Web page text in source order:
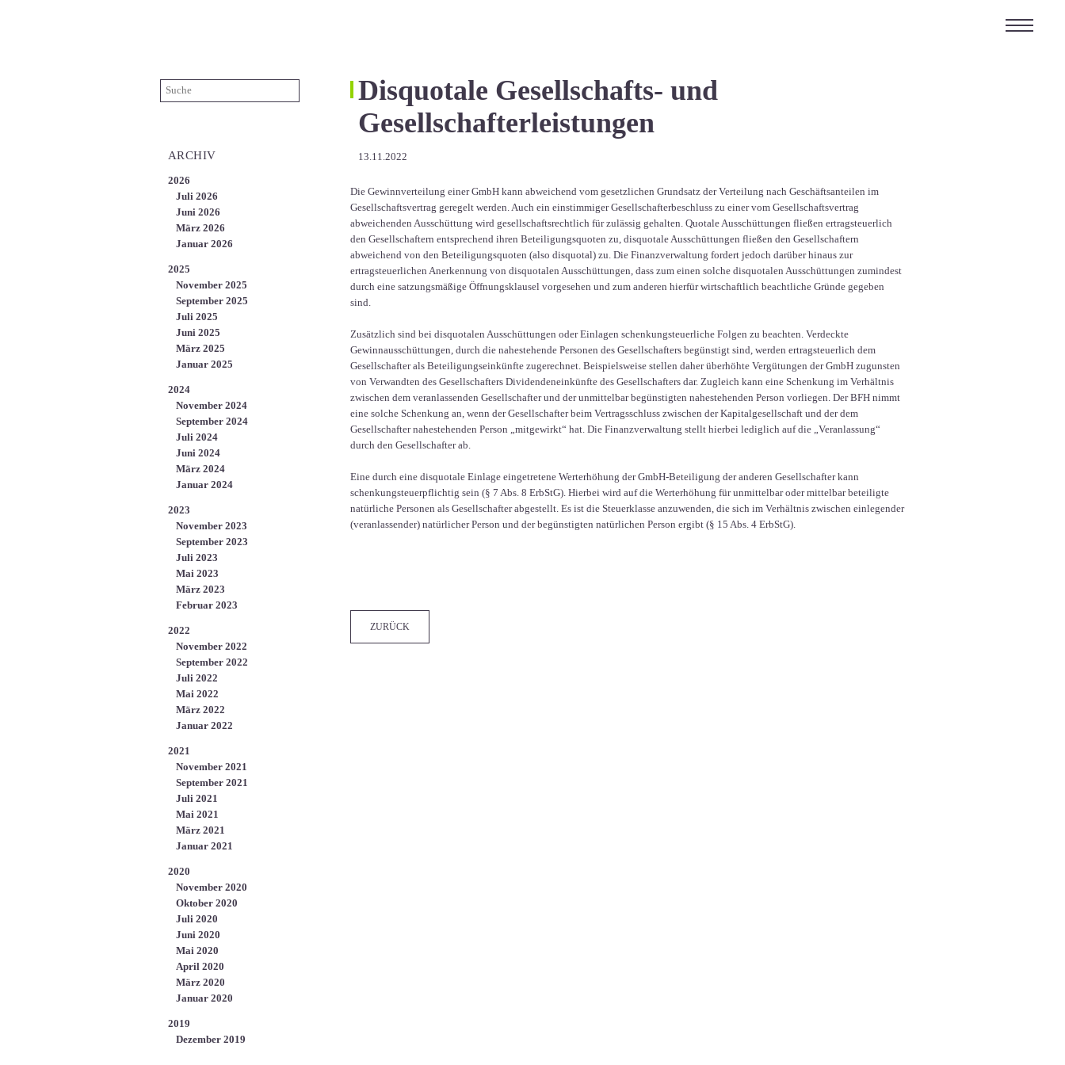
ARCHIV
2026
Juli 2026
Juni 2026
März 2026
Januar 2026
2025
November 2025
September 2025
Juli 2025
Juni 2025
März 2025
Januar 2025
2024
November 2024
September 2024
Juli 2024
Juni 2024
März 2024
Januar 2024
2023
November 2023
September 2023
Juli 2023
Mai 2023
März 2023
Februar 2023
2022
November 2022
September 2022
Juli 2022
Mai 2022
März 2022
Januar 2022
2021
November 2021
September 2021
Juli 2021
Mai 2021
März 2021
Januar 2021
2020
November 2020
Oktober 2020
Juli 2020
Juni 2020
Mai 2020
April 2020
März 2020
Januar 2020
2019
Dezember 2019
Disquotale Gesellschafts- und
Gesellschafterleistungen
13.11.2022
Die Gewinnverteilung einer GmbH kann abweichend vom gesetzlichen Grundsatz der Verteilung nach Geschäftsanteilen im
Gesellschaftsvertrag geregelt werden. Auch ein einstimmiger Gesellschafterbeschluss zu einer vom Gesellschaftsvertrag
abweichenden Ausschüttung wird gesellschaftsrechtlich für zulässig gehalten. Quotale Ausschüttungen fließen ertragsteuerlich
den Gesellschaftern entsprechend ihren Beteiligungsquoten zu, disquotale Ausschüttungen fließen den Gesellschaftern
abweichend von den Beteiligungsquoten (also disquotal) zu. Die Finanzverwaltung fordert jedoch darüber hinaus zur
ertragsteuerlichen Anerkennung von disquotalen Ausschüttungen, dass zum einen solche disquotalen Ausschüttungen zumindest
durch eine satzungsmäßige Öffnungsklausel vorgesehen und zum anderen hierfür wirtschaftlich beachtliche Gründe gegeben
sind.
Zusätzlich sind bei disquotalen Ausschüttungen oder Einlagen schenkungsteuerliche Folgen zu beachten. Verdeckte
Gewinnausschüttungen, durch die nahestehende Personen des Gesellschafters begünstigt sind, werden ertragsteuerlich dem
Gesellschafter als Beteiligungseinkünfte zugerechnet. Beispielsweise stellen daher überhöhte Vergütungen der GmbH zugunsten
von Verwandten des Gesellschafters Dividendeneinkünfte des Gesellschafters dar. Zugleich kann eine Schenkung im Verhältnis
zwischen dem veranlassenden Gesellschafter und der unmittelbar begünstigten nahestehenden Person vorliegen. Der BFH nimmt
eine solche Schenkung an, wenn der Gesellschafter beim Vertragsschluss zwischen der Kapitalgesellschaft und der dem
Gesellschafter nahestehenden Person „mitgewirkt“ hat. Die Finanzverwaltung stellt hierbei lediglich auf die „Veranlassung“
durch den Gesellschafter ab.
Eine durch eine disquotale Einlage eingetretene Werterhöhung der GmbH-Beteiligung der anderen Gesellschafter kann
schenkungsteuerpflichtig sein (§ 7 Abs. 8 ErbStG). Hierbei wird auf die Werterhöhung für unmittelbar oder mittelbar beteiligte
natürliche Personen als Gesellschafter abgestellt. Es ist die Steuerklasse anzuwenden, die sich im Verhältnis zwischen einlegender
(veranlassender) natürlicher Person und der begünstigten natürlichen Person ergibt (§ 15 Abs. 4 ErbStG).
ZURÜCK